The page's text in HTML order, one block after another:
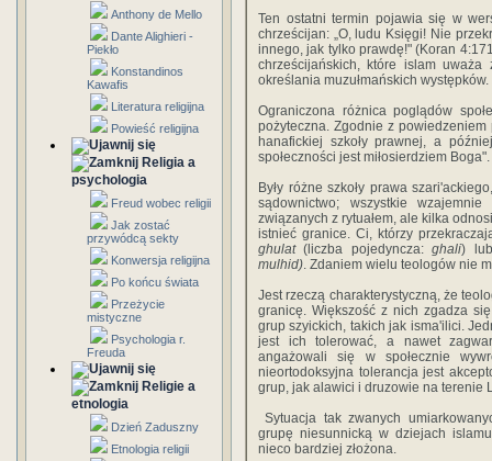
Anthony de Mello
Dante Alighieri -
Piekło
Konstandinos
Kawafis
Literatura religijna
Powieść religijna
Religia a
psychologia
Freud wobec religii
Jak zostać
przywódcą sekty
Konwersja religijna
Po końcu świata
Przeżycie
mistyczne
Psychologia r.
Freuda
Religie a
etnologia
Dzień Zaduszny
Etnologia religii
Ten ostatni termin pojawia się w
chrześcijan: „O, ludu Księgi! Nie
innego, jak tylko prawdę!" (Koran
chrześcijańskich, które islam
określania muzułmańskich występków.
Ograniczona różnica poglądów
pożyteczna. Zgodnie z
hanafickiej szkoły prawnej, a
społeczności jest miłosierdziem Boga".
Były różne szkoły prawa
sądownictwo; wszystkie
związanych z rytuałem, ale kilka
istnieć granice. Ci, którzy
ghulat(liczba pojedyncza:ghali)
mulhid). Zdaniem wielu teologów nie
Jest rzeczą charakterystyczną, że
granicę. Większość z nich zgadza
grup szyickich, takich jak isma'ilici.
jest ich tolerować, a nawet
angażowali się w spo­łecznie
nieortodoksyjna tolerancja jest
grup, jak alawici i druzowie na terenie
Sytuacja tak zwanych
grupę niesunnicką w dziejach
nieco bardziej złożona.